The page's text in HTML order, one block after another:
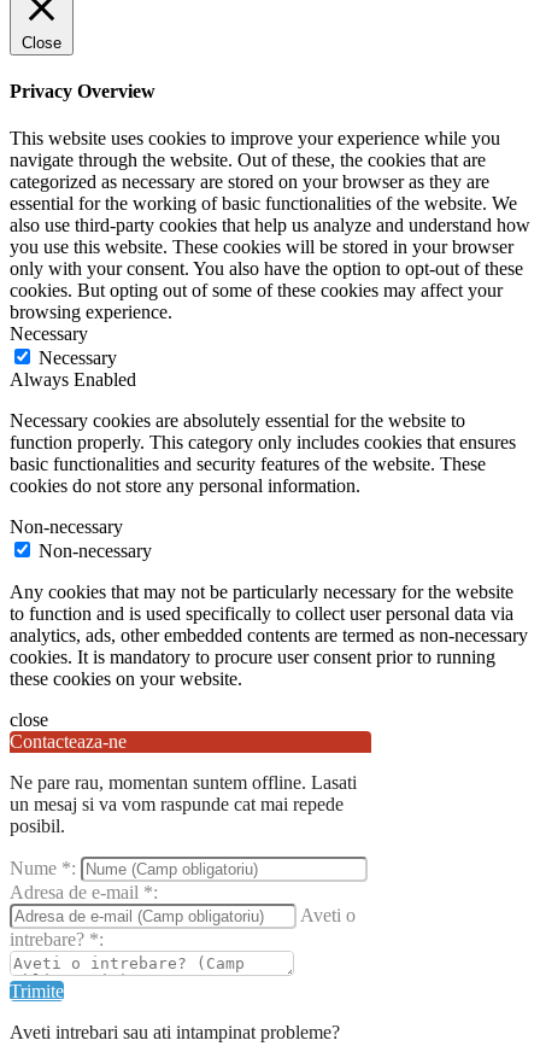
Close
Privacy Overview
This website uses cookies to improve your experience while you
navigate through the website. Out of these, the cookies that are
categorized as necessary are stored on your browser as they are
essential for the working of basic functionalities of the website. We
also use third-party cookies that help us analyze and understand how
you use this website. These cookies will be stored in your browser
only with your consent. You also have the option to opt-out of these
cookies. But opting out of some of these cookies may affect your
browsing experience.
Necessary
Necessary
Always Enabled
Necessary cookies are absolutely essential for the website to
function properly. This category only includes cookies that ensures
basic functionalities and security features of the website. These
cookies do not store any personal information.
Non-necessary
Non-necessary
Any cookies that may not be particularly necessary for the website
to function and is used specifically to collect user personal data via
analytics, ads, other embedded contents are termed as non-necessary
cookies. It is mandatory to procure user consent prior to running
these cookies on your website.
close
Contacteaza-ne
Ne pare rau, momentan suntem offline. Lasati
un mesaj si va vom raspunde cat mai repede
posibil.
Nume *:
Adresa de e-mail *:
Aveti o
intrebare? *:
Trimite
Aveti intrebari sau ati intampinat probleme?